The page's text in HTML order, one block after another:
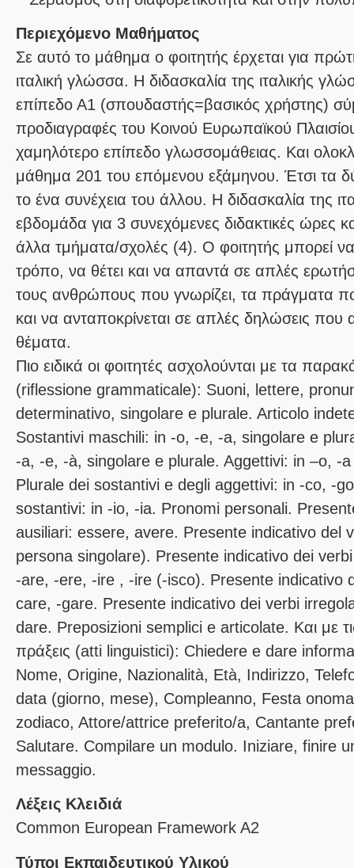
Περιεχόμενο Μαθήματος
Σε αυτό το μάθημα ο φοιτητής έρχεται για
ιταλική γλώσσα. Η διδασκαλία της ιταλικής
επίπεδο Α1 (σπουδαστής=βασικός χρήστης)
προδιαγραφές του Κοινού Ευρωπαϊκού
χαμηλότερο επίπεδο γλωσσομάθειας. Και
μάθημα 201 του επόμενου εξάμηνου. Έτσι τα
το ένα συνέχεια του άλλου. Η διδασκαλία της
εβδομάδα για 3 συνεχόμενες διδακτικές ώρες
άλλα τμήματα/σχολές (4). Ο φοιτητής μπορεί
τρόπο, να θέτει και να απαντά σε απλές
τους ανθρώπους που γνωρίζει, τα πράγματα
και να ανταποκρίνεται σε απλές δηλώσεις που
θέματα.
Πιο ειδικά οι φοιτητές ασχολούνται με τα
(riflessione grammaticale): Suoni, lettere,
determinativo, singolare e plurale. Articolo
Sostantivi maschili: in -o, -e, -a, singolare e
-a, -e, -à, singolare e plurale. Aggettivi: in –o, -
Plurale dei sostantivi e degli aggettivi: in -co, -
sostantivi: in -io, -ia. Pronomi personali.
ausiliari: essere, avere. Presente indicativo del
persona singolare). Presente indicativo dei
-are, -ere, -ire , -ire (-isco). Presente indicativo
care, -gare. Presente indicativo dei verbi
dare. Preposizioni semplici e articolate. Και με
πράξεις (atti linguistici): Chiedere e dare
Nome, Origine, Νazionalità, Età, Indirizzo,
data (giorno, mese), Compleanno, Festa
zodiaco, Attore/attrice preferito/a, Cantante
Salutare. Compilare un modulo. Iniziare, finire
Λέξεις Κλειδιά
Common European Framework A2
Τύποι Εκπαιδευτικού Υλικού